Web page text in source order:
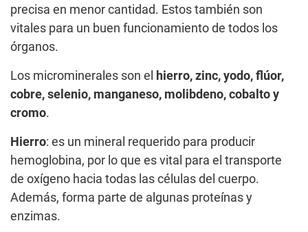
precisa en menor cantidad. Estos también son
vitales para un buen funcionamiento de todos los
órganos.
Los microminerales son el hierro, zinc, yodo, flúor,
cobre, selenio, manganeso, molibdeno, cobalto y
cromo.
Hierro: es un mineral requerido para producir
hemoglobina, por lo que es vital para el transporte
de oxígeno hacia todas las células del cuerpo.
Además, forma parte de algunas proteínas y
enzimas.